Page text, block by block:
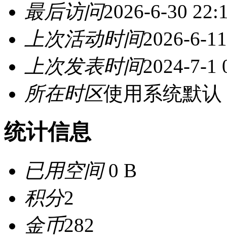
最后访问2026-6-30
上次活动时间2026-6-
上次发表时间2024-7-1
所在时区使用系统默认
统计信息
已用空间0 B
积分2
金币282